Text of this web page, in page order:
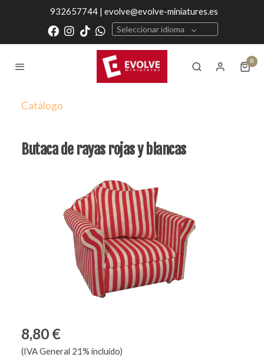
932657744 | evolve@evolve-miniatures.es
Seleccionar idioma
0
Catálogo
Butaca de rayas rojas y blancas
8,80 €
(IVA General 21% incluido)